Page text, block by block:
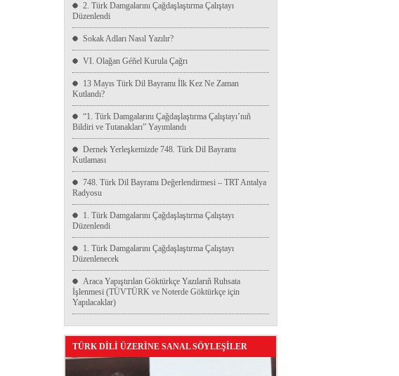
2. Türk Damgalarını Çağdaşlaştırma Çalıştayı
Düzenlendi
Sokak Adları Nasıl Yazılır?
VI. Olağan Géñel Kurula Çağrı
13 Mayıs Türk Dil Bayramı İlk Kez Ne Zaman
Kutlandı?
“1. Türk Damgalarını Çağdaşlaştırma Çalıştayı’nıñ
Bildiri ve Tutanakları” Yayımlandı
Dernek Yerleşkemizde 748. Türk Dil Bayramı
Kutlaması
748. Türk Dil Bayramı Değerlendirmesi – TRT Antalya
Radyosu
1. Türk Damgalarını Çağdaşlaştırma Çalıştayı
Düzenlendi
1. Türk Damgalarını Çağdaşlaştırma Çalıştayı
Düzenlenecek
Araca Yapıştırılan Göktürkçe Yazılarıñ Ruhsata
İşlenmesi (TÜVTÜRK ve Noterde Göktürkçe için
Yapılacaklar)
TÜRK DİLİ ÜZERİNE SANAL SÖYLEŞİLER